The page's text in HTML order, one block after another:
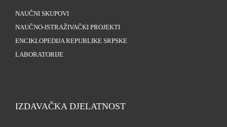
NAUČNI SKUPOVI
NAUČNO-ISTRAŽIVAČKI PROJEKTI
ENCIKLOPEDIJA REPUBLIKE SRPSKE
LABORATORIJE
IZDAVAČKA DJELATNOST